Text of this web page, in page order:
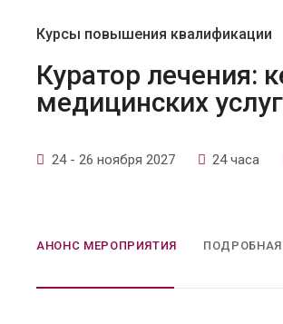
Курсы повышения квалификации
Куратор лечения:
медицинских услуг
24 - 26 ноября 2027 24 часа
АНОНС МЕРОПРИЯТИЯ